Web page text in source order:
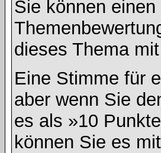
Sie können
dieses Thema
Eine Stimme für
aber wenn Sie
es als »10
können Sie es